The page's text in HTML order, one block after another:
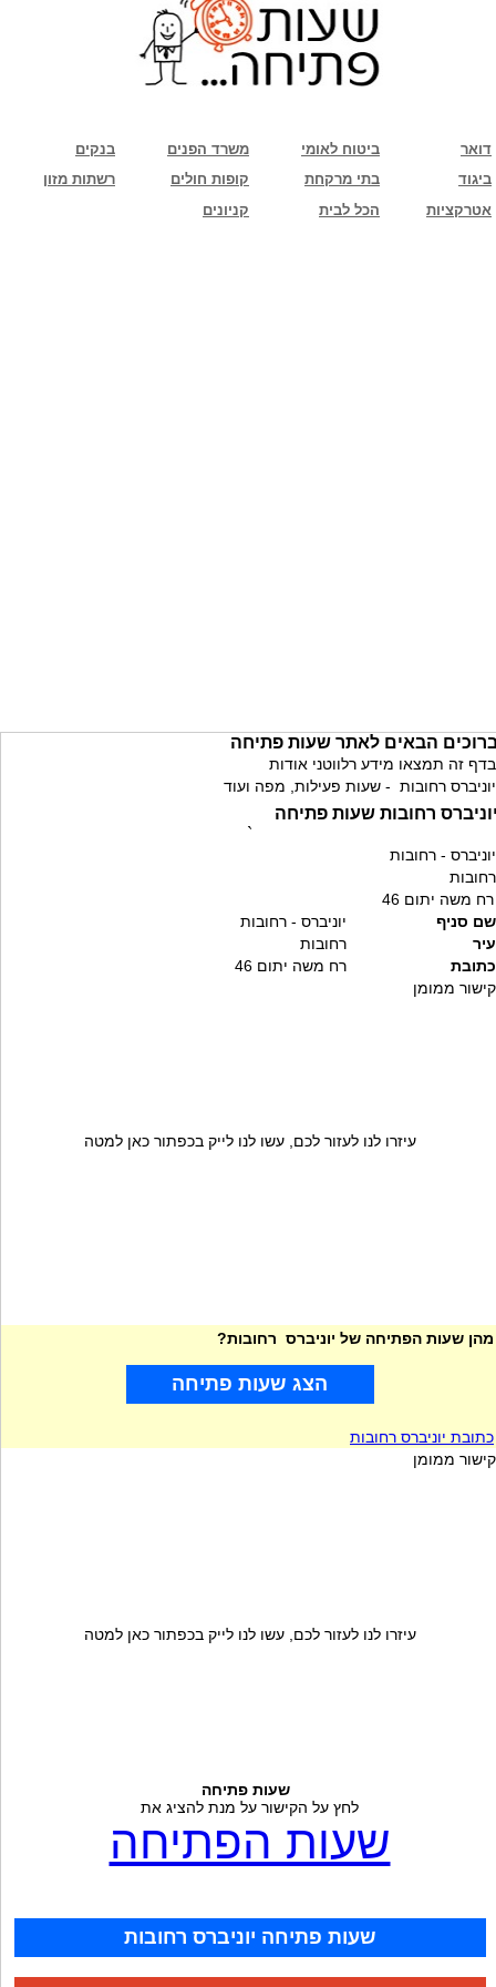
בנקים משרד הפנים ביטוח לאומי
דואר
רשתות מזון
קופות חולים בתי מרקחת
ביגוד
קניונים
הכל לבית אטרקציות
הבאים לאתר שעות פתיחה
בדף זה תמצאו מידע רלווטני אודות
יוניברס רחובות - שעות פעילות, מפה ועוד
רחובות שעות פתיחה
`
יוניברס - רחובות
רחובות
רח משה יתום 46
שם סניף
יוניברס - רחובות
עיר
רחובות
כתובת
רח משה יתום 46
קישור ממומן
עיזרו לנו לעזור לכם, עשו לנו לייק בכפתור כאן למטה
מהן שעות הפתיחה של יוניברס רחובות?
הצג שעות פתיחה
כתובת יוניברס רחובות
קישור ממומן
עיזרו לנו לעזור לכם, עשו לנו לייק בכפתור כאן למטה
שעות פתיחה
לחץ על הקישור על מנת להציג את
שעות הפתיחה
שעות פתיחה יוניברס רחובות